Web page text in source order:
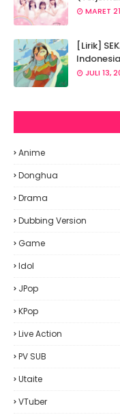
MARET
[Lirik]
JULI 13,
Anime
Donghua
Drama
Dubbing Version
Game
Idol
JPop
KPop
Live Action
PV SUB
Utaite
VTuber